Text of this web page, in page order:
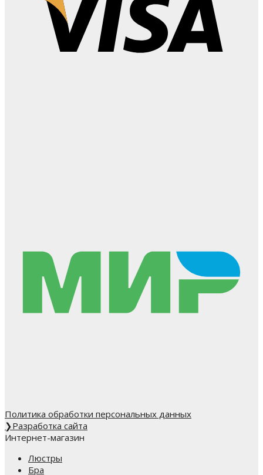
Политика обработки персональных данных
❯Разработка сайта
Интернет-магазин
Люстры
Бра